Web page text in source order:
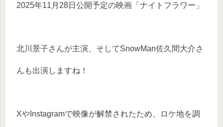
2025年11月28日公開予定の映画「ナイトフラワー」
北川景子さんが主演、そしてSnowMan佐久間大介さ
んも出演しますね！
XやInstagramで映像が解禁されたため、ロケ地を調